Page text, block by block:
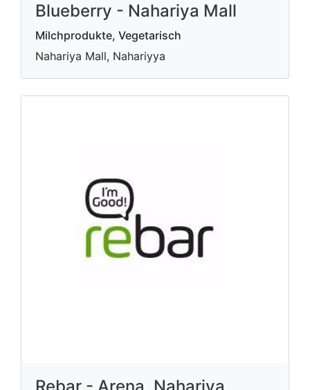
Blueberry - Nahariya Mall
Milchprodukte, Vegetarisch
Nahariya Mall, Nahariyya